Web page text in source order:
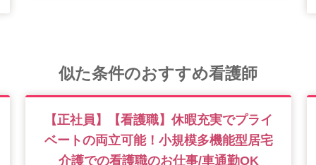
似た条件のおすすめ看護師
【正社員】【看護職】休暇充実でプライ
ベートの両立可能！小規模多機能型居宅
介護での看護職のお仕事/車通勤OK